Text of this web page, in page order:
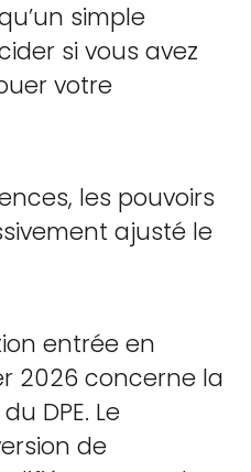
simple
si vous avez
votre
les pouvoirs
ajusté le
entrée en
2026 concerne la
DPE. Le
de